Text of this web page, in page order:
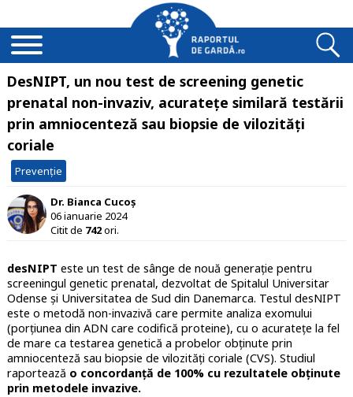
DesNIPT, un nou test de screening genetic
prenatal non-invaziv, acuratețe similară testării
prin amniocenteză sau biopsie de vilozități
coriale
Prevenție
Dr. Bianca Cucoș
06 ianuarie 2024
Citit de 742ori.
desNIPT este un test de sânge de nouă generație pentru
screeningul genetic prenatal, dezvoltat de Spitalul Universitar
Odense și Universitatea de Sud din Danemarca. Testul desNIPT
este o metodă non-invazivă care permite analiza exomului
(porțiunea din ADN care codifică proteine), cu o acuratețe la fel
de mare ca testarea genetică a probelor obținute prin
amniocenteză sau biopsie de vilozități coriale (CVS). Studiul
raportează o concordanță de 100% cu rezultatele obținute
prin metodele invazive.